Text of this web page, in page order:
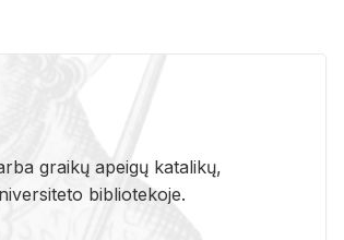
graikų apeigų katalikų,
bibliotekoje.